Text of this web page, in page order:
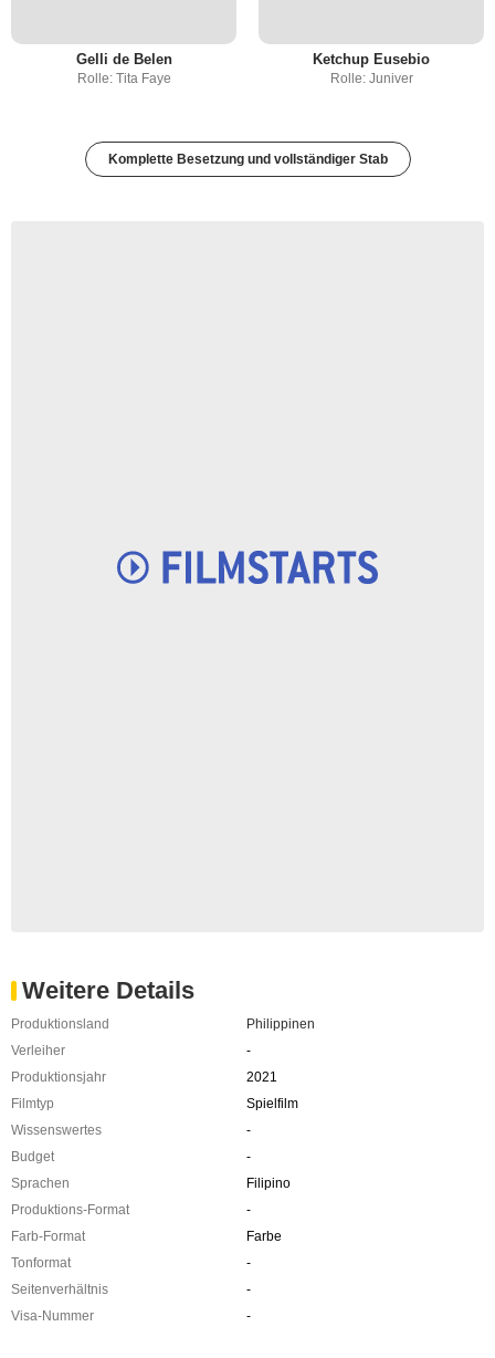
Gelli de Belen
Rolle: Tita Faye
Ketchup Eusebio
Rolle: Juniver
Komplette Besetzung und vollständiger Stab
Weitere Details
Produktionsland
Philippinen
Verleiher
-
Produktionsjahr
2021
Filmtyp
Spielfilm
Wissenswertes
-
Budget
-
Sprachen
Filipino
Produktions-Format
-
Farb-Format
Farbe
Tonformat
-
Seitenverhältnis
-
Visa-Nummer
-